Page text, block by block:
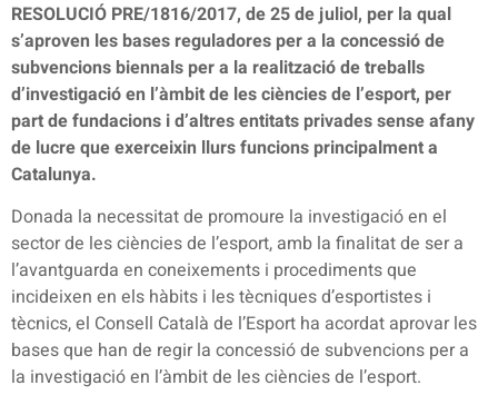
RESOLUCIÓ PRE/1816/2017, de 25 de juliol, per la qual
s’aproven les bases reguladores per a la concessió de
subvencions biennals per a la realització de treballs
d’investigació en l’àmbit de les ciències de l’esport, per
part de fundacions i d’altres entitats privades sense afany
de lucre que exerceixin llurs funcions principalment a
Catalunya.
Donada la necessitat de promoure la investigació en el
sector de les ciències de l’esport, amb la finalitat de ser a
l’avantguarda en coneixements i procediments que
incideixen en els hàbits i les tècniques d’esportistes i
tècnics, el Consell Català de l’Esport ha acordat aprovar les
bases que han de regir la concessió de subvencions per a
la investigació en l’àmbit de les ciències de l’esport.